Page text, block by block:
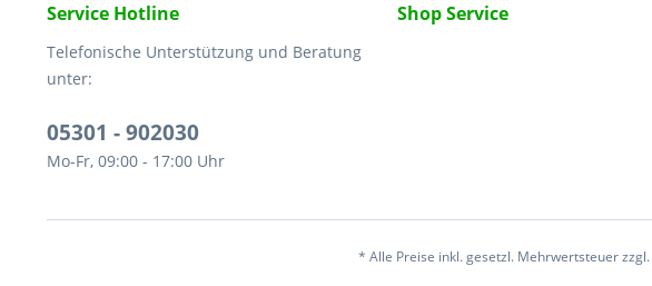
Service Hotline
Telefonische Unterstützung und Beratung
unter:
05301 - 902030
Mo-Fr, 09:00 - 17:00 Uhr
Shop Service
* Alle Preise inkl. gesetzl. Mehrwertsteuer zzgl.